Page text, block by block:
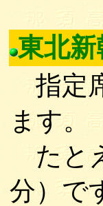
東北新
指定
ます。
たと
分）で